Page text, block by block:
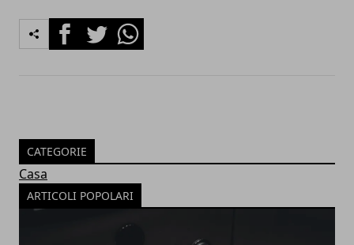
FacebookTwitterWhatsapp
CATEGORIE
Casa
ARTICOLI POPOLARI